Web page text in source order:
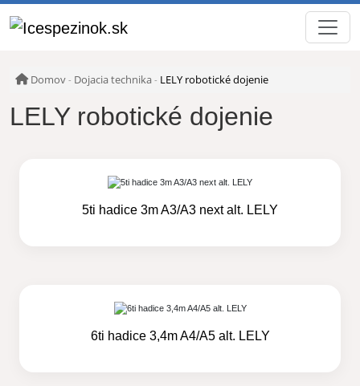
Domov - Dojacia technika - LELY robotické dojenie
LELY robotické dojenie
5ti hadice 3m A3/A3 next alt. LELY
6ti hadice 3,4m A4/A5 alt. LELY